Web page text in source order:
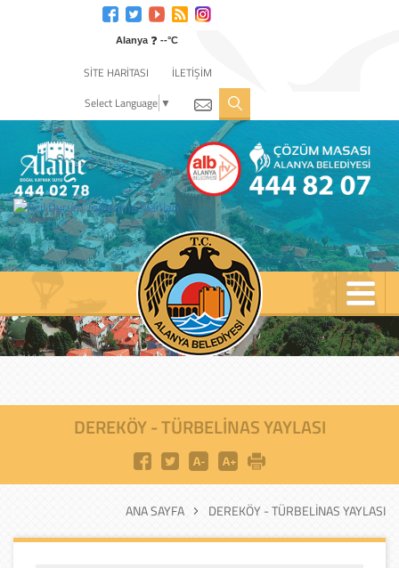
Alanya ❓ --°C
SİTE HARİTASI
İLETİŞİM
Select Language ▼
DEREKÖY - TÜRBELINAS YAYLASI
ANA SAYFA DEREKÖY - TÜRBELINAS YAYLASI